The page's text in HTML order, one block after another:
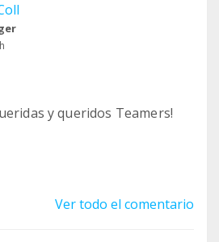
y queridos Teamers!
Ver todo el comentario